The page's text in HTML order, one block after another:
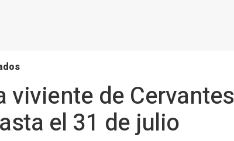
viviente de
el 31 de julio